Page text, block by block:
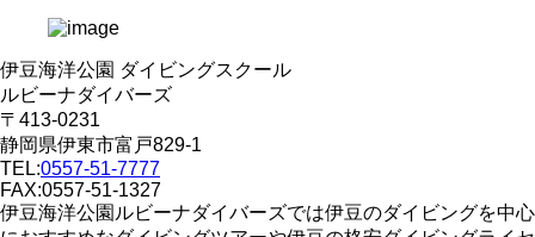
伊豆海洋公園 ダイビングスクール
ルビーナダイバーズ
〒413-0231
静岡県伊東市富戸829-1
TEL:0557-51-7777
FAX:0557-51-1327
伊豆海洋公園ルビーナダイバーズでは伊豆のダイビングを中心